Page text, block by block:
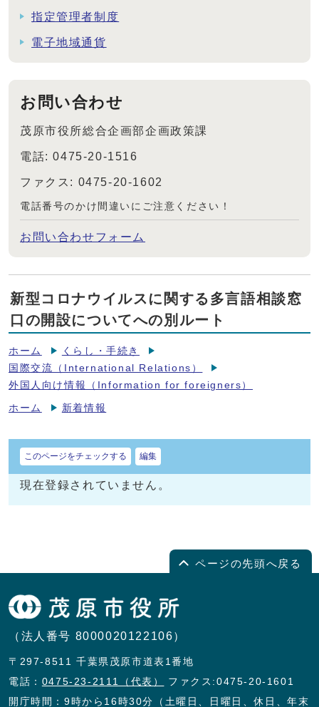
指定管理者制度
電子地域通貨
お問い合わせ
茂原市役所総合企画部企画政策課
電話: 0475-20-1516
ファクス: 0475-20-1602
電話番号のかけ間違いにご注意ください！
お問い合わせフォーム
新型コロナウイルスに関する多言語相談窓
口の開設についてへの別ルート
ホーム
くらし・手続き
国際交流（International Relations）
外国人向け情報（Information for foreigners）
ホーム 新着情報
このページをチェックする 編集
現在登録されていません。
ページの先頭へ戻る
（法人番号 8000020122106）
〒297-8511 千葉県茂原市道表1番地
電話： 0475-23-2111（代表）
ファクス:0475-20-1601
開庁時間：9時から16時30分（土曜日、日曜日、休日、年末